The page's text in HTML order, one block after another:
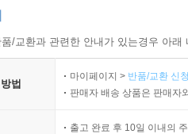
/교환과 관련한 안내가 있는경우 아
법
마이페이지 > 반품/교환 신
판매자 배송 상품은 판매자
출고 완료 후 10일 이내의